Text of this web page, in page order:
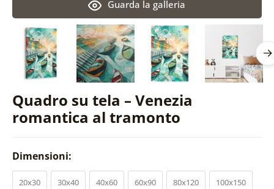
Quadro su tela – Venezia
romantica al tramonto
Guarda la galleria
Dimensioni:
20x30 30x40 40x60 60x90 80x120 100x150